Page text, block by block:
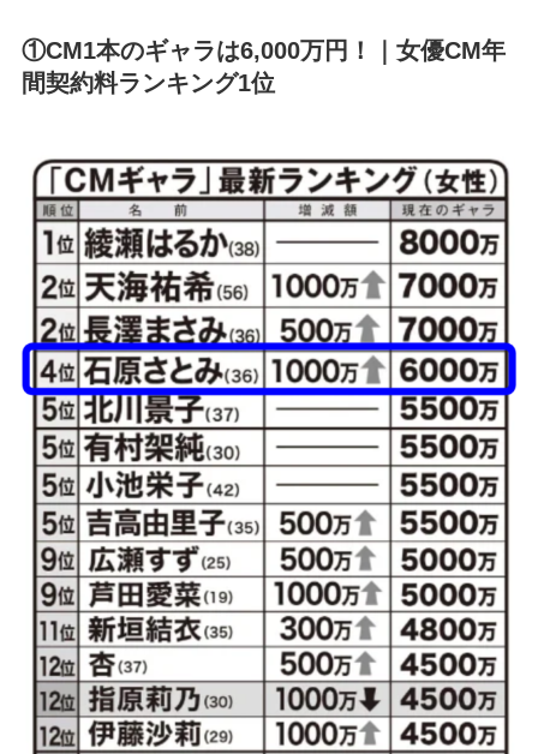
①CM1本のギャラは6,000万円！｜女優CM年
間契約料ランキング1位